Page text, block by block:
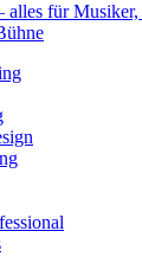
alles für Musiker,